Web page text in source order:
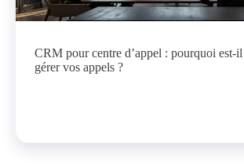
CRM pour centre d’appel : pourquoi est-
gérer vos appels ?